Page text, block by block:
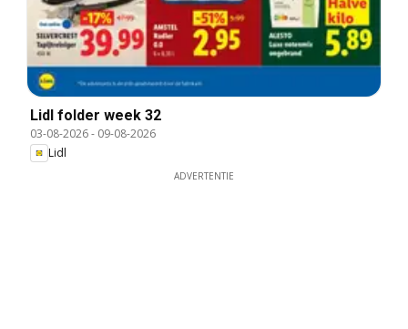
Lidl folder week 32
03-08-2026- 09-08-2026
Lidl
ADVERTENTIE